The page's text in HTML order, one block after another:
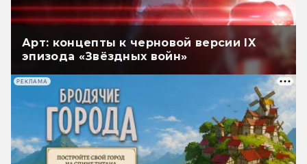
Арт: концепты к черновой версии IX
эпизода «Звёздных войн»
РЕКЛАМА